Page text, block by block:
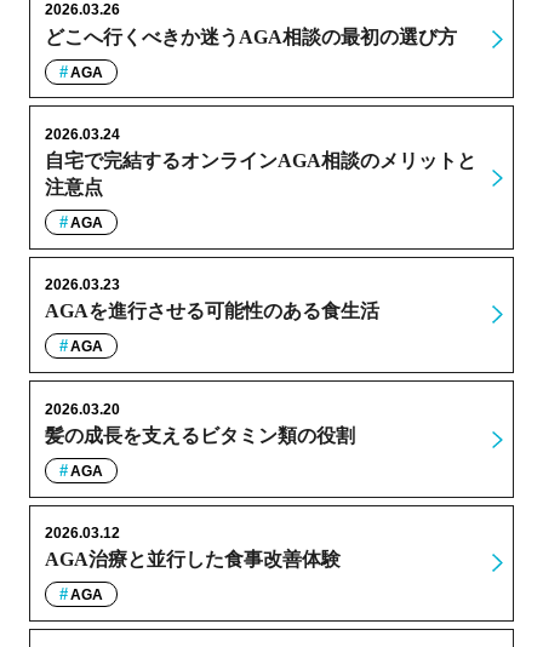
どこへ行くべきか迷うAGA相談の最初の選び方
2026.03.26
AGA
自宅で完結するオンラインAGA相談のメリットと
注意点
2026.03.24
AGA
AGAを進行させる可能性のある食生活
2026.03.23
AGA
髪の成長を支えるビタミン類の役割
2026.03.20
AGA
AGA治療と並行した食事改善体験
2026.03.12
AGA